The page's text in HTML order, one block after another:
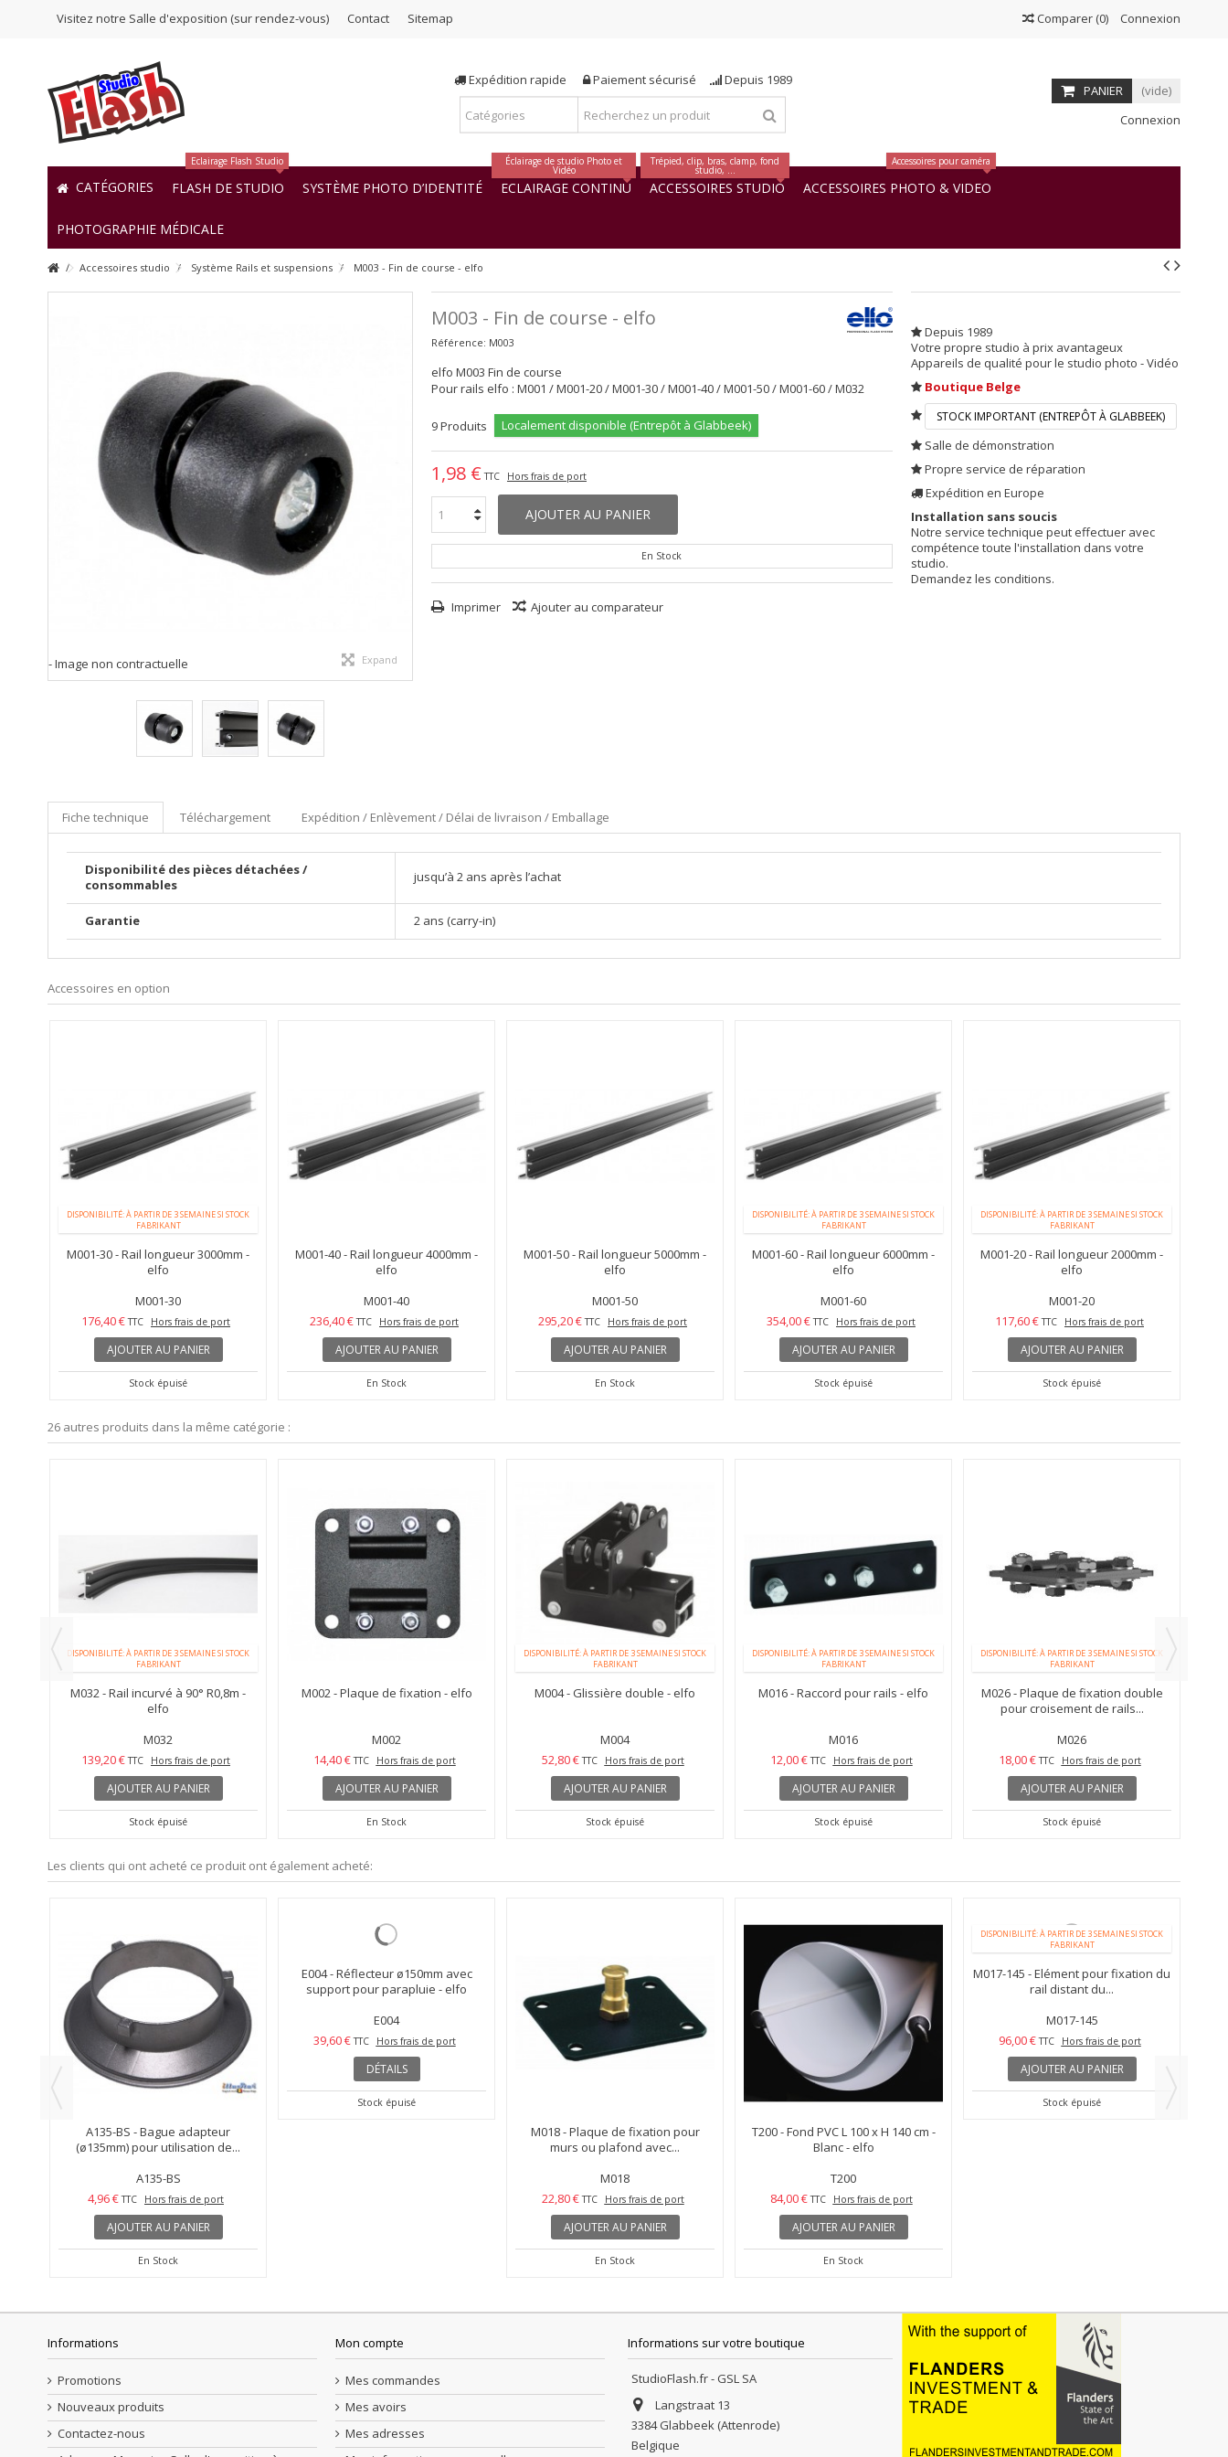
Visitez notre Salle d'exposition (sur rendez-vous) Contact Sitemap Connexion
Comparer (0)
Expédition rapide Paiement sécurisé Depuis 1989
PANIER
(vide)
Connexion
CATÉGORIES FLASH DE STUDIO
Eclairage Flash Studio
SYSTÈME PHOTO D’IDENTITÉ ECLAIRAGE CONTINU
Éclairage de studio Photo et
Vidéo
ACCESSOIRES STUDIO
Trépied, clip, bras, clamp, fond
studio, ...
ACCESSOIRES PHOTO & VIDEO
Accessoires pour caméra
PHOTOGRAPHIE MÉDICALE
Accessoires studio Système Rails et suspensions M003 - Fin de course - elfo
Expand
- Image non contractuelle
M003 - Fin de course - elfo
Référence: M003
elfo M003 Fin de course
Pour rails elfo : M001 / M001-20 / M001-30 / M001-40 / M001-50 / M001-60 / M032
9Produits Localement disponible (Entrepôt à Glabbeek)
1,98 € TTC Hors frais de port
AJOUTER AU PANIER
En Stock
Imprimer Ajouter au comparateur
Depuis 1989
Votre propre studio à prix avantageux
Appareils de qualité pour le studio photo - Vidéo
Boutique Belge
STOCK IMPORTANT (ENTREPÔT À GLABBEEK)
Salle de démonstration
Propre service de réparation
Expédition en Europe
Installation sans soucis
Notre service technique peut effectuer avec
compétence toute l'installation dans votre
studio.
Demandez les conditions.
Fiche technique Téléchargement Expédition / Enlèvement / Délai de livraison / Emballage
Disponibilité des pièces détachées /
consommables
jusqu’à 2 ans après l’achat
Garantie 2 ans (carry-in)
Accessoires en option
DISPONIBILITÉ: À PARTIR DE 3 SEMAINE SI STOCK
FABRIKANT
M001-30 - Rail longueur 3000mm -
elfo
M001-30
176,40 € TTC Hors frais de port
AJOUTER AU PANIER
Stock épuisé
M001-40 - Rail longueur 4000mm -
elfo
M001-40
236,40 € TTC Hors frais de port
AJOUTER AU PANIER
En Stock
M001-50 - Rail longueur 5000mm -
elfo
M001-50
295,20 € TTC Hors frais de port
AJOUTER AU PANIER
En Stock
DISPONIBILITÉ: À PARTIR DE 3 SEMAINE SI STOCK
FABRIKANT
M001-60 - Rail longueur 6000mm -
elfo
M001-60
354,00 € TTC Hors frais de port
AJOUTER AU PANIER
Stock épuisé
DISPONIBILITÉ: À PARTIR DE 3 SEMAINE SI STOCK
FABRIKANT
M001-20 - Rail longueur 2000mm -
elfo
M001-20
117,60 € TTC Hors frais de port
AJOUTER AU PANIER
Stock épuisé
26 autres produits dans la même catégorie :
DISPONIBILITÉ: À PARTIR DE 3 SEMAINE SI STOCK
FABRIKANT
M032 - Rail incurvé à 90° R0,8m -
elfo
M032
139,20 € TTC Hors frais de port
AJOUTER AU PANIER
Stock épuisé
M002 - Plaque de fixation - elfo
M002
14,40 € TTC Hors frais de port
AJOUTER AU PANIER
En Stock
DISPONIBILITÉ: À PARTIR DE 3 SEMAINE SI STOCK
FABRIKANT
M004 - Glissière double - elfo
M004
52,80 € TTC Hors frais de port
AJOUTER AU PANIER
Stock épuisé
DISPONIBILITÉ: À PARTIR DE 3 SEMAINE SI STOCK
FABRIKANT
M016 - Raccord pour rails - elfo
M016
12,00 € TTC Hors frais de port
AJOUTER AU PANIER
Stock épuisé
DISPONIBILITÉ: À PARTIR DE 3 SEMAINE SI STOCK
FABRIKANT
M026 - Plaque de fixation double
pour croisement de rails...
M026
18,00 € TTC Hors frais de port
AJOUTER AU PANIER
Stock épuisé
Les clients qui ont acheté ce produit ont également acheté:
A135-BS - Bague adapteur
(ø135mm) pour utilisation de...
A135-BS
4,96 € TTC Hors frais de port
AJOUTER AU PANIER
En Stock
M018 - Plaque de fixation pour
murs ou plafond avec...
M018
22,80 € TTC Hors frais de port
AJOUTER AU PANIER
En Stock
T200 - Fond PVC L 100 x H 140 cm -
Blanc - elfo
T200
84,00 € TTC Hors frais de port
AJOUTER AU PANIER
En Stock
DISPONIBILITÉ: À PARTIR DE 3 SEMAINE SI STOCK
FABRIKANT
Informations
Promotions
Nouveaux produits
Contactez-nous
Mon compte
Mes commandes
Mes avoirs
Mes adresses
Informations sur votre boutique
StudioFlash.fr - GSL SA
Langstraat 13
3384 Glabbeek (Attenrode)
Belgique